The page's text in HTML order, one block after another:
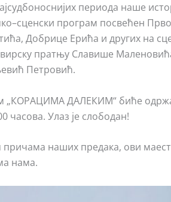
периода наше
програм посвећен
Добрице Ерића и других на
пратњу Славише
Петровић.
„КОРАЦИМА ДАЛЕКИМ“ биће
часова. Улаз је слободан!
наших предака, ови
нама.